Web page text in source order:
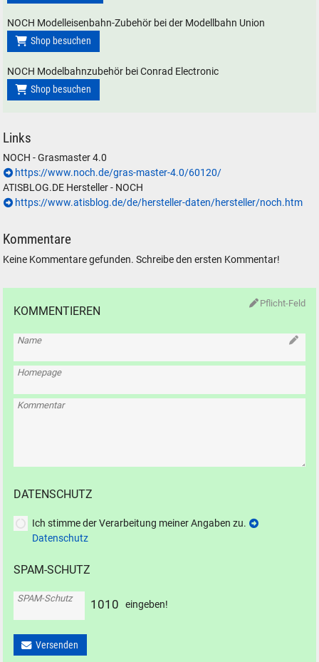
NOCH Modelleisenbahn-Zubehör bei der Modellbahn Union
Shop besuchen
NOCH Modelbahnzubehör bei Conrad Electronic
Shop besuchen
Links
NOCH - Grasmaster 4.0
https://www.noch.de/gras-master-4.0/60120/
ATISBLOG.DE Hersteller - NOCH
https://www.atisblog.de/de/hersteller-daten/hersteller/noch.htm
Kommentare
Keine Kommentare gefunden. Schreibe den ersten Kommentar!
Pflicht-Feld
KOMMENTIEREN
Name
Homepage
Kommentar
DATENSCHUTZ
Ich stimme der Verarbeitung meiner Angaben zu.
Datenschutz
SPAM-SCHUTZ
SPAM-Schutz 1 01 0 eingeben!
Versenden